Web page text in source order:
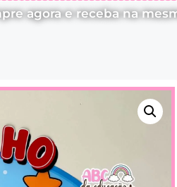
agora e receba na